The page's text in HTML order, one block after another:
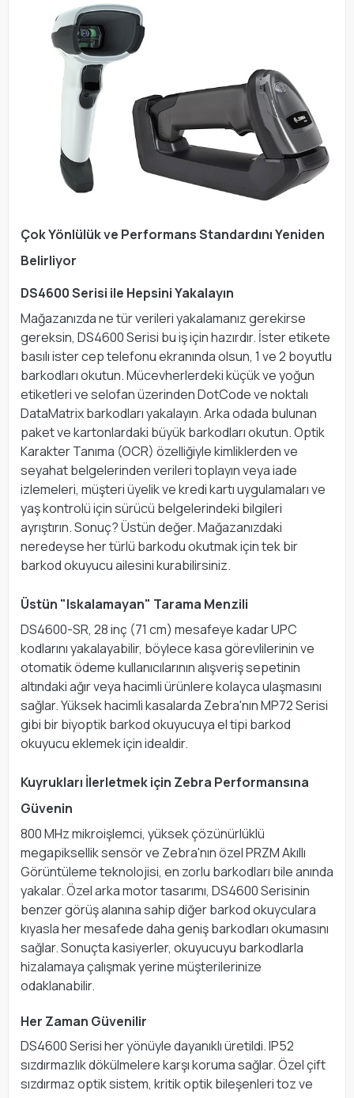
Çok Yönlülük ve Performans Standardını Yeniden
Belirliyor
DS4600 Serisi ile Hepsini Yakalayın
Mağazanızda ne tür verileri yakalamanız gerekirse
gereksin, DS4600 Serisi bu iş için hazırdır. İster etikete
basılı ister cep telefonu ekranında olsun, 1 ve 2 boyutlu
barkodları okutun. Mücevherlerdeki küçük ve yoğun
etiketleri ve selofan üzerinden DotCode ve noktalı
DataMatrix barkodları yakalayın. Arka odada bulunan
paket ve kartonlardaki büyük barkodları okutun. Optik
Karakter Tanıma (OCR) özelliğiyle kimliklerden ve
seyahat belgelerinden verileri toplayın veya iade
izlemeleri, müşteri üyelik ve kredi kartı uygulamaları ve
yaş kontrolü için sürücü belgelerindeki bilgileri
ayrıştırın. Sonuç? Üstün değer. Mağazanızdaki
neredeyse her türlü barkodu okutmak için tek bir
barkod okuyucu ailesini kurabilirsiniz.
Üstün "Iskalamayan" Tarama Menzili
DS4600-SR, 28 inç (71 cm) mesafeye kadar UPC
kodlarını yakalayabilir, böylece kasa görevlilerinin ve
otomatik ödeme kullanıcılarının alışveriş sepetinin
altındaki ağır veya hacimli ürünlere kolayca ulaşmasını
sağlar. Yüksek hacimli kasalarda Zebra'nın MP72 Serisi
gibi bir biyoptik barkod okuyucuya el tipi barkod
okuyucu eklemek için idealdir.
Kuyrukları İlerletmek için Zebra Performansına
Güvenin
800 MHz mikroişlemci, yüksek çözünürlüklü
megapiksellik sensör ve Zebra'nın özel PRZM Akıllı
Görüntüleme teknolojisi, en zorlu barkodları bile anında
yakalar. Özel arka motor tasarımı, DS4600 Serisinin
benzer görüş alanına sahip diğer barkod okuyculara
kıyasla her mesafede daha geniş barkodları okumasını
sağlar. Sonuçta kasiyerler, okuyucuyu barkodlarla
hizalamaya çalışmak yerine müşterilerinize
odaklanabilir.
Her Zaman Güvenilir
DS4600 Serisi her yönüyle dayanıklı üretildi. IP52
sızdırmazlık dökülmelere karşı koruma sağlar. Özel çift
sızdırmaz optik sistem, kritik optik bileşenleri toz ve